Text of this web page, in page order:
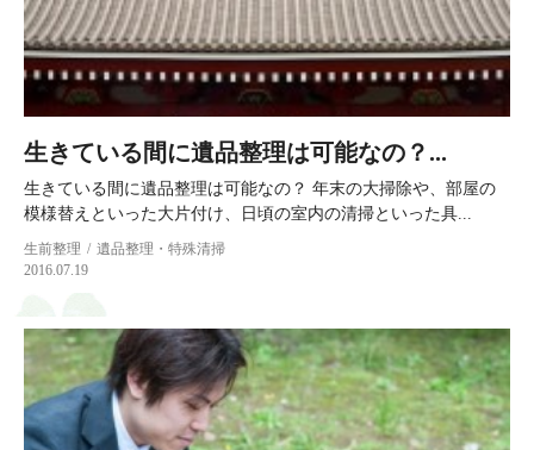
生きている間に遺品整理は可能なの？...
生きている間に遺品整理は可能なの？ 年末の大掃除や、部屋の
模様替えといった大片付け、日頃の室内の清掃といった具...
生前整理
遺品整理・特殊清掃
2016.07.19